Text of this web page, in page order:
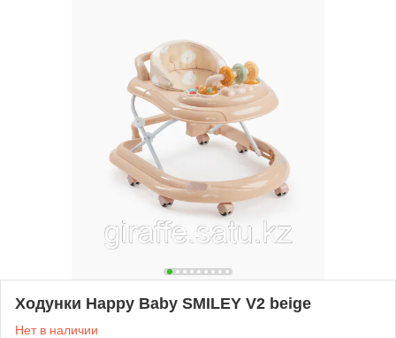
Ходунки Happy Baby SMILEY V2 beige
Нет в наличии